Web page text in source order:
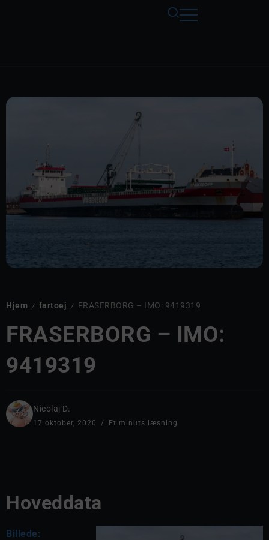
Hjem / fartoej / FRASERBORG – IMO: 9419319
FRASERBORG – IMO:
9419319
Nicolaj D.
17 oktober, 2020 Et minuts læsning
Hoveddata
Billede: